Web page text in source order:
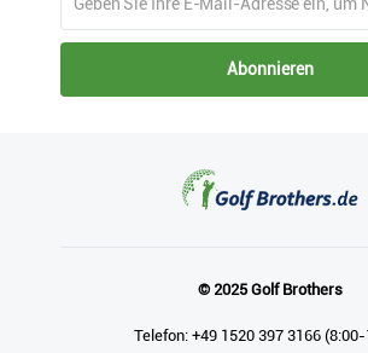
Abonnieren
© 2025 Golf Brothers
Telefon: +49 1520 397 3166